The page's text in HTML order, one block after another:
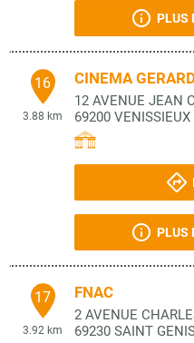
PLUS
16
3.88 km
CINEMA
12 AVENUE JEAN
69200 VENISSIEUX
PLUS
17
3.92 km
FNAC
2 AVENUE
69230 SAINT